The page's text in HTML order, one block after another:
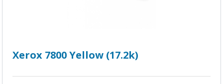
Xerox 7800 Yellow (17.2k)